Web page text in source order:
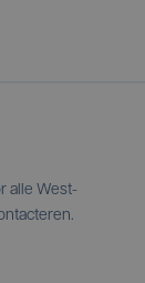
alle West-